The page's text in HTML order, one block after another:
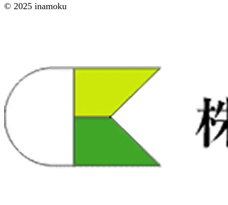
© 2025 inamoku